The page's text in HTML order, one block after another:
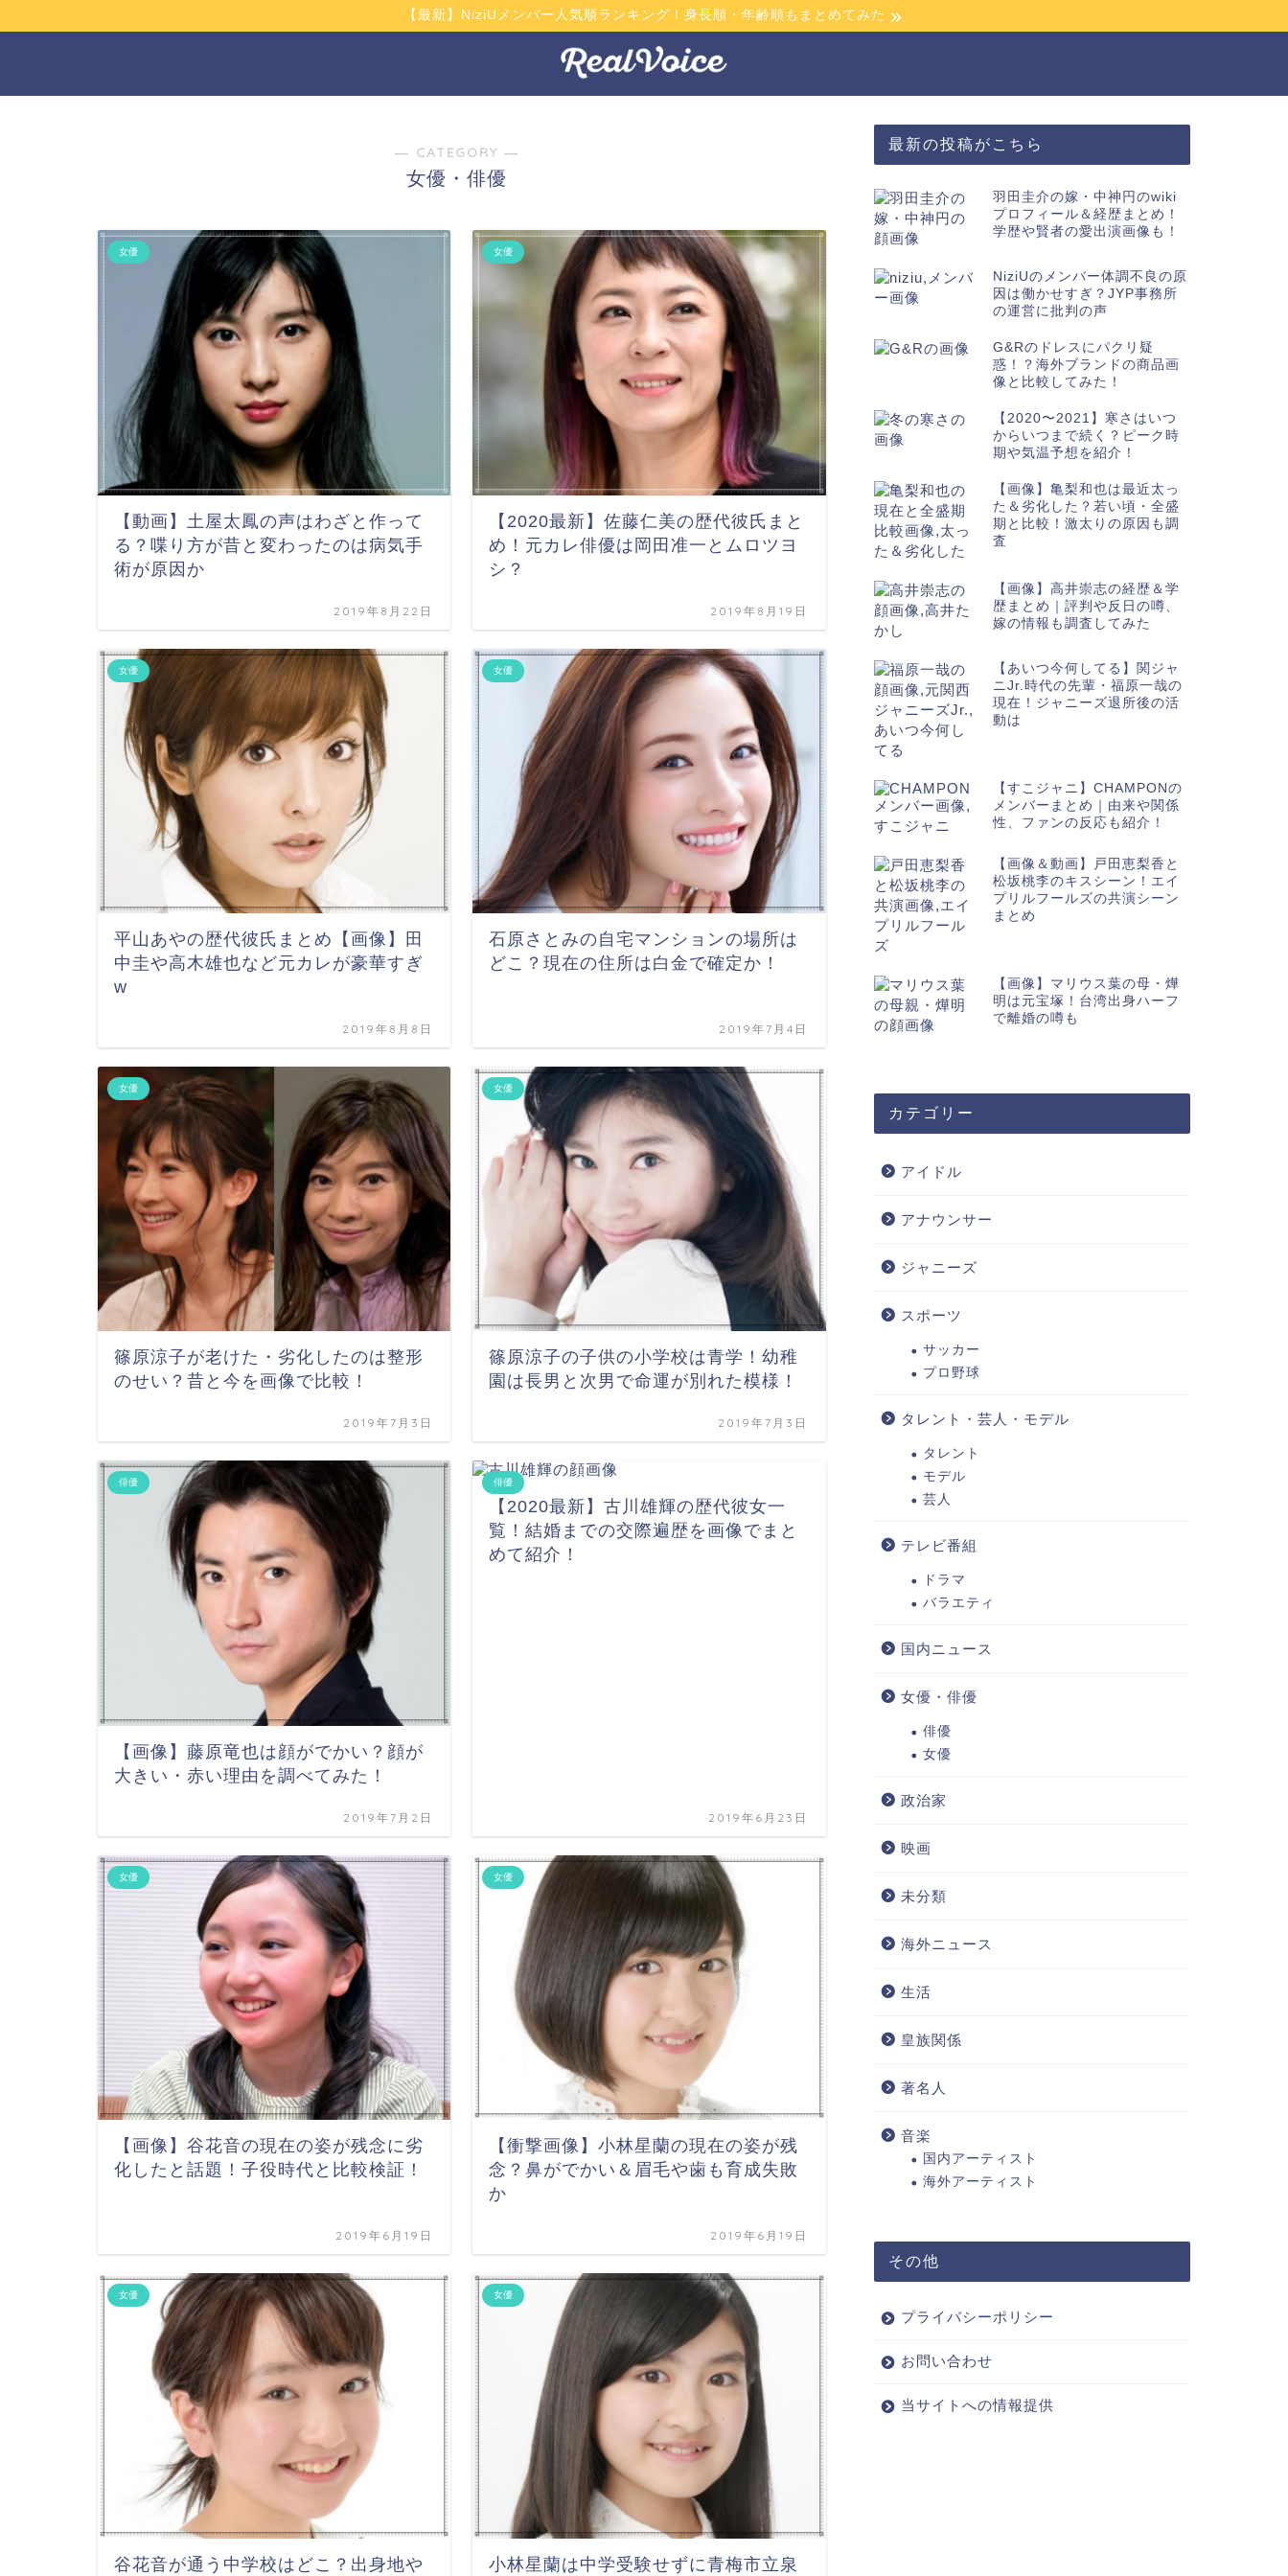
【最新】NiziUメンバー人気順ランキング！身長順・年齢順もまとめてみた
― CATEGORY ―
女優・俳優
女優
【動画】土屋太鳳の声はわざと作って
る？喋り方が昔と変わったのは病気手
術が原因か
2019年8月22日
女優
【2020最新】佐藤仁美の歴代彼氏まと
め！元カレ俳優は岡田准一とムロツヨ
シ？
2019年8月19日
女優
平山あやの歴代彼氏まとめ【画像】田
中圭や高木雄也など元カレが豪華すぎ
w
2019年8月8日
女優
石原さとみの自宅マンションの場所は
どこ？現在の住所は白金で確定か！
2019年7月4日
女優
篠原涼子が老けた・劣化したのは整形
のせい？昔と今を画像で比較！
2019年7月3日
女優
篠原涼子の子供の小学校は青学！幼稚
園は長男と次男で命運が別れた模様！
2019年7月3日
俳優
【画像】藤原竜也は顔がでかい？顔が
大きい・赤い理由を調べてみた！
2019年7月2日
俳優
【2020最新】古川雄輝の歴代彼女一
覧！結婚までの交際遍歴を画像でまと
めて紹介！
2019年6月23日
女優
【画像】谷花音の現在の姿が残念に劣
化したと話題！子役時代と比較検証！
2019年6月19日
女優
【衝撃画像】小林星蘭の現在の姿が残
念？鼻がでかい＆眉毛や歯も育成失敗
か
2019年6月19日
女優
谷花音が通う中学校はどこ？出身地や
女優
小林星蘭は中学受験せずに青梅市立泉
最新の投稿がこちら
羽田圭介の嫁・中神円のwiki
プロフィール＆経歴まとめ！
学歴や賢者の愛出演画像も！
NiziUのメンバー体調不良の原
因は働かせすぎ？JYP事務所
の運営に批判の声
G&Rのドレスにパクリ疑
惑！？海外ブランドの商品画
像と比較してみた！
【2020〜2021】寒さはいつ
からいつまで続く？ピーク時
期や気温予想を紹介！
【画像】亀梨和也は最近太っ
た＆劣化した？若い頃・全盛
期と比較！激太りの原因も調
査
【画像】高井崇志の経歴＆学
歴まとめ｜評判や反日の噂、
嫁の情報も調査してみた
【あいつ今何してる】関ジャ
ニJr.時代の先輩・福原一哉の
現在！ジャニーズ退所後の活
動は
【すこジャニ】CHAMPONの
メンバーまとめ｜由来や関係
性、ファンの反応も紹介！
【画像＆動画】戸田恵梨香と
松坂桃李のキスシーン！エイ
プリルフールズの共演シーン
まとめ
【画像】マリウス葉の母・燁
明は元宝塚！台湾出身ハーフ
で離婚の噂も
カテゴリー
アイドル
アナウンサー
ジャニーズ
スポーツ
サッカー
プロ野球
タレント・芸人・モデル
タレント
モデル
芸人
テレビ番組
ドラマ
バラエティ
国内ニュース
女優・俳優
俳優
女優
政治家
映画
未分類
海外ニュース
生活
皇族関係
著名人
音楽
国内アーティスト
海外アーティスト
その他
プライバシーポリシー
お問い合わせ
当サイトへの情報提供